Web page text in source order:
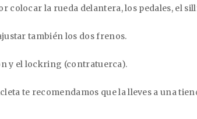
colocar la rueda delantera, los pedales, el
también los dos frenos.
y el lockring (contratuerca).
te recomendamos que la lleves a una